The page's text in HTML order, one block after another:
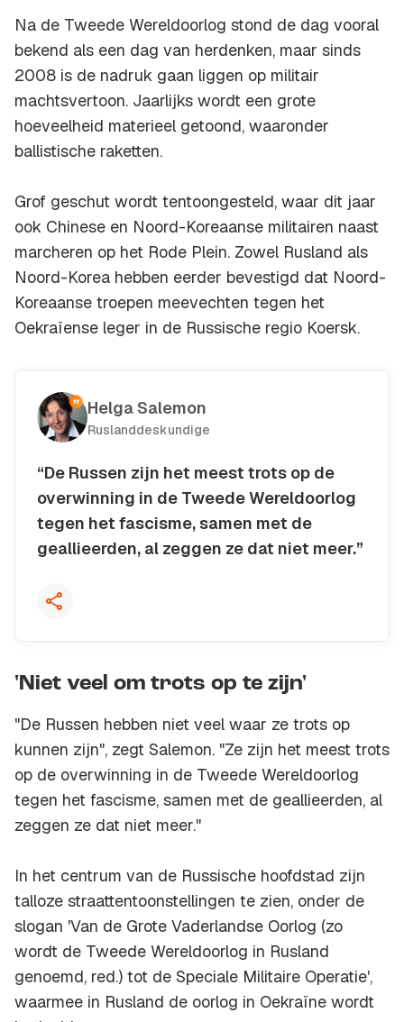
Na de Tweede Wereldoorlog stond de dag vooral
bekend als een dag van herdenken, maar sinds
2008 is de nadruk gaan liggen op militair
machtsvertoon. Jaarlijks wordt een grote
hoeveelheid materieel getoond, waaronder
ballistische raketten.
Grof geschut wordt tentoongesteld, waar dit jaar
ook Chinese en Noord-Koreaanse militairen naast
marcheren op het Rode Plein. Zowel Rusland als
Noord-Korea hebben eerder bevestigd dat Noord-
Koreaanse troepen meevechten tegen het
Oekraïense leger in de Russische regio Koersk.
Helga Salemon
Ruslanddeskundige
“De Russen zijn het meest trots op de
overwinning in de Tweede Wereldoorlog
tegen het fascisme, samen met de
geallieerden, al zeggen ze dat niet meer.”
Kopieer quote
'Niet veel om trots op te zijn'
"De Russen hebben niet veel waar ze trots op
kunnen zijn", zegt Salemon. "Ze zijn het meest trots
op de overwinning in de Tweede Wereldoorlog
tegen het fascisme, samen met de geallieerden, al
zeggen ze dat niet meer."
In het centrum van de Russische hoofdstad zijn
talloze straattentoonstellingen te zien, onder de
slogan 'Van de Grote Vaderlandse Oorlog (zo
wordt de Tweede Wereldoorlog in Rusland
genoemd, red.) tot de Speciale Militaire Operatie',
waarmee in Rusland de oorlog in Oekraïne wordt